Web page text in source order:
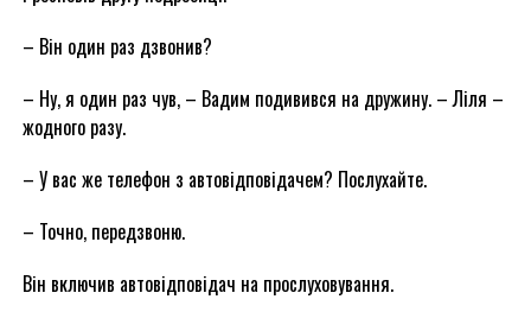
– Він один раз дзвонив?
– Ну, я один раз чув, – Вадим подивився на дружину. – Ліля –
жодного разу.
– У вас же телефон з автовідповідачем? Послухайте.
– Точно, передзвоню.
Він включив автовідповідач на прослуховування.